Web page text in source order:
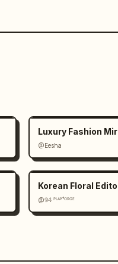
Luxury Fashion
@Eesha
Korean Floral
@𝟡𝟜 ᴾᴸᴬʸᶠᴼᴿᴳᴱ